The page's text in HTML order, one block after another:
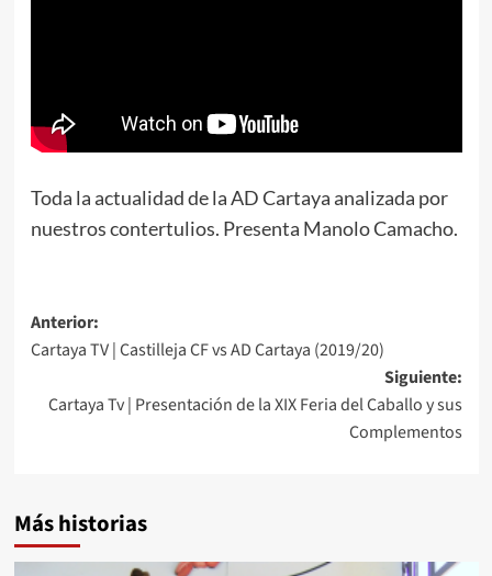
Toda la actualidad de la AD Cartaya analizada por
nuestros contertulios. Presenta Manolo Camacho.
Anterior:
Cartaya TV | Castilleja CF vs AD Cartaya (2019/20)
Siguiente:
Cartaya Tv | Presentación de la XIX Feria del Caballo y sus
Complementos
Más historias